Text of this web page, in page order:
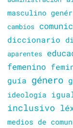
masculino
cambios
diccionario
aparentes
femenino
guía género
ideología
inclusivo
medios de